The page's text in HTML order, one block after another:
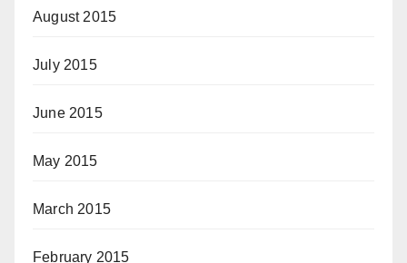
August 2015
July 2015
June 2015
May 2015
March 2015
February 2015